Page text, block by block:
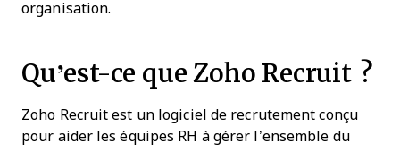
organisation.
Qu’est-ce que Zoho Recruit ?
Zoho Recruit est un logiciel de recrutement conçu
pour aider les équipes RH à gérer l’ensemble du